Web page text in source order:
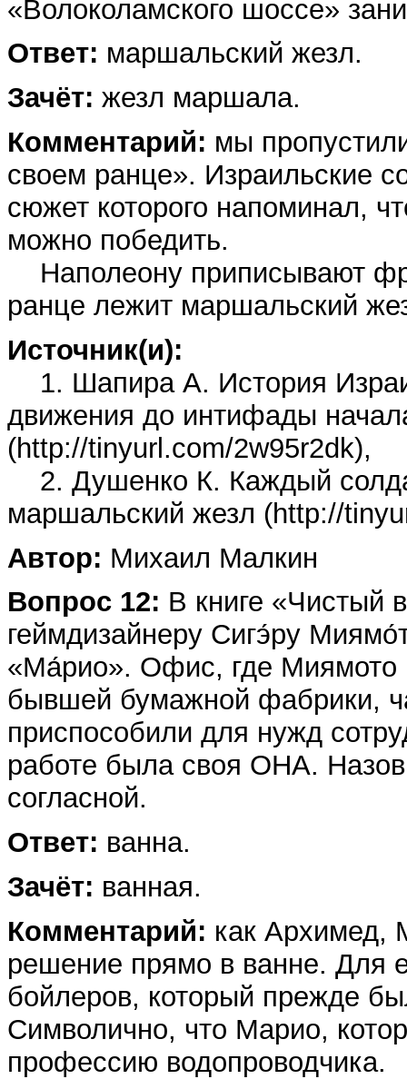
«Волоколамского шоссе»
Ответ: маршальский жезл.
Зачёт: жезл маршала.
Комментарий: мы
своем ранце». Израильские
сюжет которого напоминал,
можно победить.
Наполеону приписывают
ранце лежит маршальский
Источник(и):
1. Шапира А. История
движения до интифады
(http://tinyurl.com/2w95r2dk),
2. Душенко К. Каждый
маршальский жезл (http://
Автор: Михаил Малкин
Вопрос 12: В книге «Чистый
геймдизайнеру Сигэ́ру
«Ма́рио». Офис, где Миямото
бывшей бумажной фабрики,
приспособили для нужд
работе была своя ОНА.
согласной.
Ответ: ванна.
Зачёт: ванная.
Комментарий: как Архимед,
решение прямо в ванне. Для
бойлеров, который прежде
Символично, что Марио,
профессию водопроводчика.